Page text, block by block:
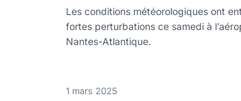
Les conditions météorologiques ont
fortes perturbations ce samedi à
Nantes-Atlantique.
1 mars 2025